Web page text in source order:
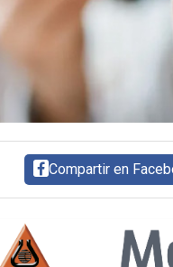
Compartir en